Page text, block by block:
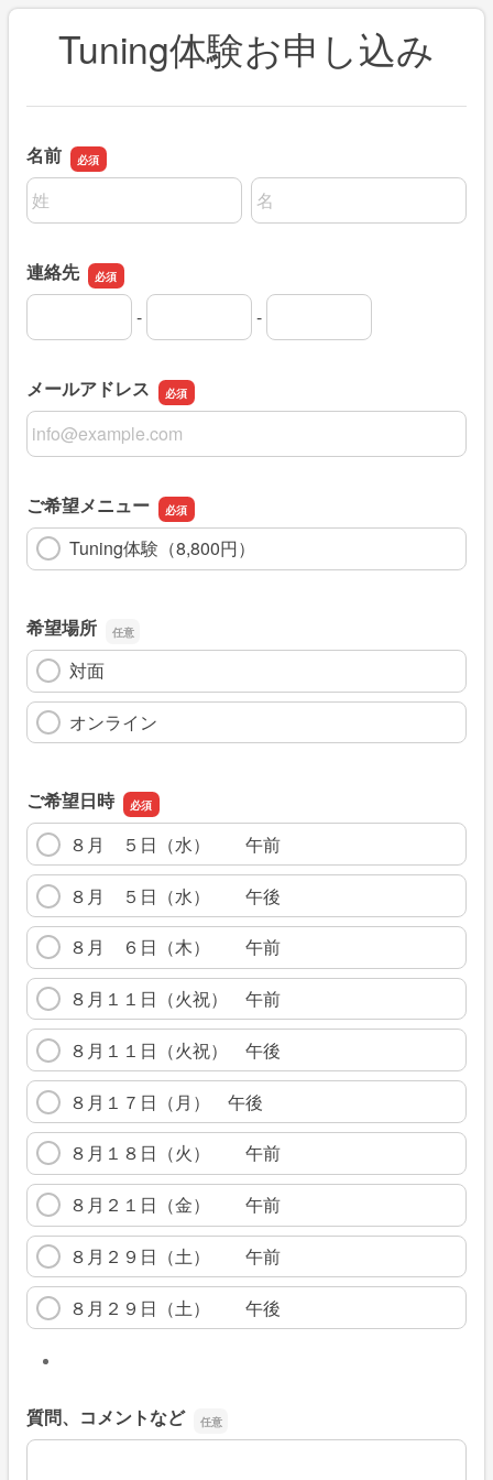
Tuning体験お申し込み
名前
名前の姓
名前の名
連絡先
連絡先の市外局番
-
連絡先の市内局番 -
連絡先の加入者番号
メールアドレス
メールアドレス
ご希望メニュー
Tuning体験（8,800円）
希望場所
対面
オンライン
ご希望日時
８月 ５日（水） 午前
８月 ５日（水） 午後
８月 ６日（木） 午前
８月１１日（火祝） 午前
８月１１日（火祝） 午後
８月１７日（月） 午後
８月１８日（火） 午前
８月２１日（金） 午前
８月２９日（土） 午前
８月２９日（土） 午後
質問、コメントなど
質問、コメントなど